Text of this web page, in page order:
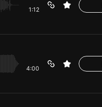
1:12
4:00